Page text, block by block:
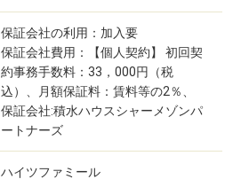
保証会社の利用：加入要
保証会社費用：【個人契約】 初回契
約事務手数料：33，000円（税
込）、月額保証料：賃料等の2％、
保証会社:積水ハウスシャーメゾンパ
ートナーズ
ハイツファミール